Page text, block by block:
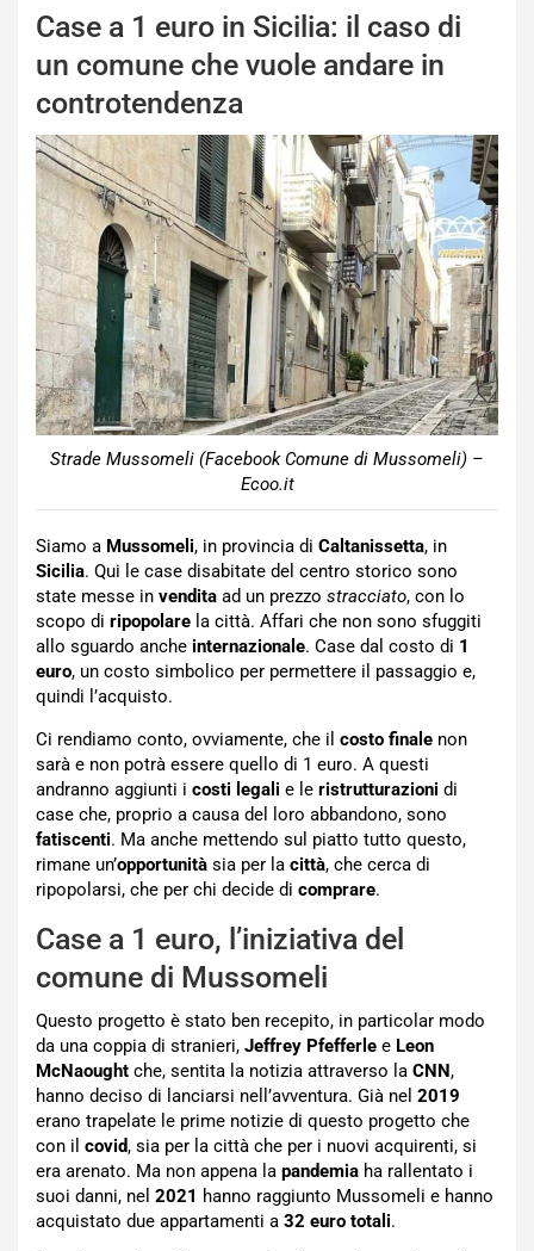
Case a 1 euro in Sicilia: il caso di
un comune che vuole andare in
controtendenza
Strade Mussomeli (Facebook Comune di Mussomeli) –
Ecoo.it
Siamo a Mussomeli, in provincia di Caltanissetta, in
Sicilia. Qui le case disabitate del centro storico sono
state messe in vendita ad un prezzo stracciato, con lo
scopo di ripopolare la città. Affari che non sono sfuggiti
allo sguardo anche internazionale. Case dal costo di 1
euro, un costo simbolico per permettere il passaggio e,
quindi l’acquisto.
Ci rendiamo conto, ovviamente, che il costo finale non
sarà e non potrà essere quello di 1 euro. A questi
andranno aggiunti i costi legali e le ristrutturazioni di
case che, proprio a causa del loro abbandono, sono
fatiscenti. Ma anche mettendo sul piatto tutto questo,
rimane un’opportunità sia per la città, che cerca di
ripopolarsi, che per chi decide di comprare.
Case a 1 euro, l’iniziativa del
comune di Mussomeli
Questo progetto è stato ben recepito, in particolar modo
da una coppia di stranieri, Jeffrey Pfefferle e Leon
McNaought che, sentita la notizia attraverso la CNN,
hanno deciso di lanciarsi nell’avventura. Già nel 2019
erano trapelate le prime notizie di questo progetto che
con il covid, sia per la città che per i nuovi acquirenti, si
era arenato. Ma non appena la pandemia ha rallentato i
suoi danni, nel 2021 hanno raggiunto Mussomeli e hanno
acquistato due appartamenti a 32 euro totali.